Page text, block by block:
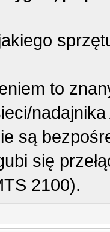
to
nadajnika
są
się
2100).